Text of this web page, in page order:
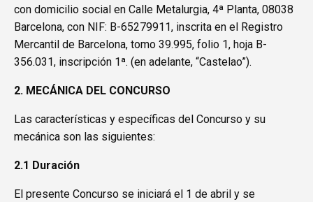
con domicilio social en Calle Metalurgia, 4ª Planta, 08038
Barcelona, con NIF: B-65279911, inscrita en el Registro
Mercantil de Barcelona, tomo 39.995, folio 1, hoja B-
356.031, inscripción 1ª. (en adelante, “Castelao”).
2. MECÁNICA DEL CONCURSO
Las características y específicas del Concurso y su
mecánica son las siguientes:
2.1 Duración
El presente Concurso se iniciará el 1 de abril y se